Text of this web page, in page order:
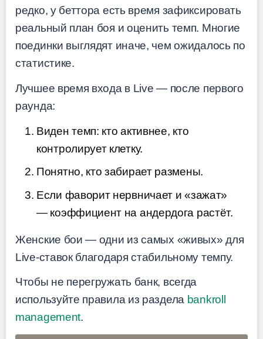
редко, у беттора есть время зафиксировать
реальный план боя и оценить темп. Многие
поединки выглядят иначе, чем ожидалось по
статистике.
Лучшее время входа в Live — после первого
раунда:
Виден темп: кто активнее, кто
контролирует клетку.
Понятно, кто забирает размены.
Если фаворит нервничает и «зажат»
— коэффициент на андердога растёт.
Женские бои — одни из самых «живых» для
Live-ставок благодаря стабильному темпу.
Чтобы не перегружать банк, всегда
используйте правила из раздела bankroll
management.